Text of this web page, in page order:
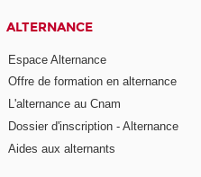
ALTERNANCE
Espace Alternance
Offre de formation en alternance
L'alternance au Cnam
Dossier d'inscription - Alternance
Aides aux alternants